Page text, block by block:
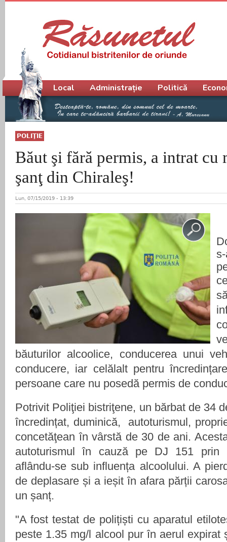
POLIŢIE
Băut şi fără permis, a intrat cu
şanţ din Chiraleş!
Lun, 07/15/2019 - 13:39
băuturilor alcoolice, conducerea unui
conducere, iar celălalt pentru
persoane care nu posedă permis de
Potrivit Poliţiei bistriţene, un bărbat de 34
încredințat, duminică,
autoturismul,
concetăţean în vârstă de 30 de ani.
autoturismul în cauză pe DJ 151 prin
aflându-se sub influența alcoolului. A
de deplasare și a ieșit în afara părții
un șanț.
"A fost testat de polițiști cu aparatul
peste 1.35 mg/l alcool pur în aerul expirat
Meniu principal
Local Administrație Politică